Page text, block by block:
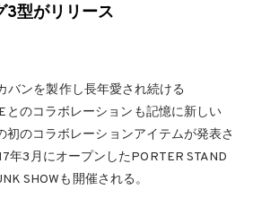
3型がリリース
バンを製作し長年愛され続ける
とのコラボレーションも記憶に新しい
初のコラボレーションアイテムが発表さ
年3月にオープンしたPORTER STAND
SHOWも開催される。